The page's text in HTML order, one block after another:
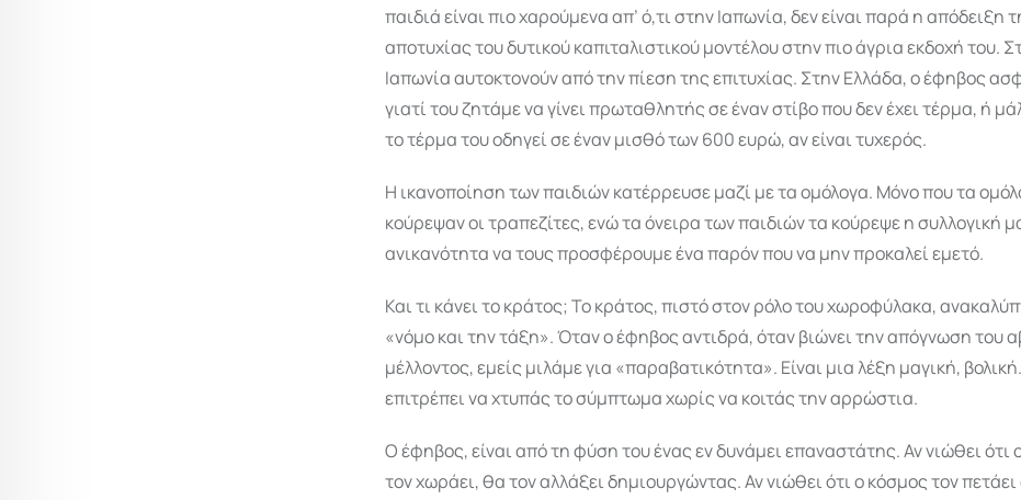
παιδιά είναι πιο χαρούμενα απ’ ό,τι στην Ιαπωνία, δεν είναι παρά η απόδειξη
αποτυχίας του δυτικού καπιταλιστικού μοντέλου στην πιο άγρια εκδοχή του.
Ιαπωνία αυτοκτονούν από την πίεση της επιτυχίας. Στην Ελλάδα, ο έφηβος
γιατί του ζητάμε να γίνει πρωταθλητής σε έναν στίβο που δεν έχει τέρμα, ή
το τέρμα του οδηγεί σε έναν μισθό των 600 ευρώ, αν είναι τυχερός.
Η ικανοποίηση των παιδιών κατέρρευσε μαζί με τα ομόλογα. Μόνο που τα
κούρεψαν οι τραπεζίτες, ενώ τα όνειρα των παιδιών τα κούρεψε η συλλογική
ανικανότητα να τους προσφέρουμε ένα παρόν που να μην προκαλεί εμετό.
Και τι κάνει το κράτος; Το κράτος, πιστό στον ρόλο του χωροφύλακα,
«νόμο και την τάξη». Όταν ο έφηβος αντιδρά, όταν βιώνει την απόγνωση του
μέλλοντος, εμείς μιλάμε για «παραβατικότητα». Είναι μια λέξη μαγική,
επιτρέπει να χτυπάς το σύμπτωμα χωρίς να κοιτάς την αρρώστια.
Ο έφηβος, είναι από τη φύση του ένας εν δυνάμει επαναστάτης. Αν νιώθει ότι
τον χωράει, θα τον αλλάξει δημιουργώντας. Αν νιώθει ότι ο κόσμος τον